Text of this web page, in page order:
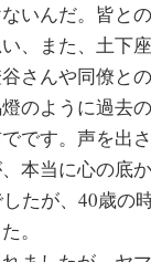
いんだ。皆と
、また、土下
さんや同僚と
のように過去
です。声を出
本当に心の底か
たが、40歳の
。